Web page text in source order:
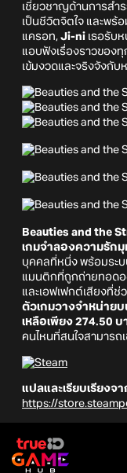
เชี่ยวชาญด้านการสำ
เป็นชีวิตจิตใจ และพร้
แครอท, Ji-ni เธอรับ
แอบฟังเรื่องราวของ
เข้มงวดและจริงจังกับ
Beauties and the
เกมจำลองความรัก
บุคคลที่หนึ่ง พร้อมระบ
แมนติกที่ถูกถ่ายทอด
และเอฟเฟกต์เสียงที่
ตัวเกมวางจำหน่าย
เหลือเพียง 274.50 บ
คนไหนที่สนใจสามารถ
แปลและเรียบเรียงจา
https://